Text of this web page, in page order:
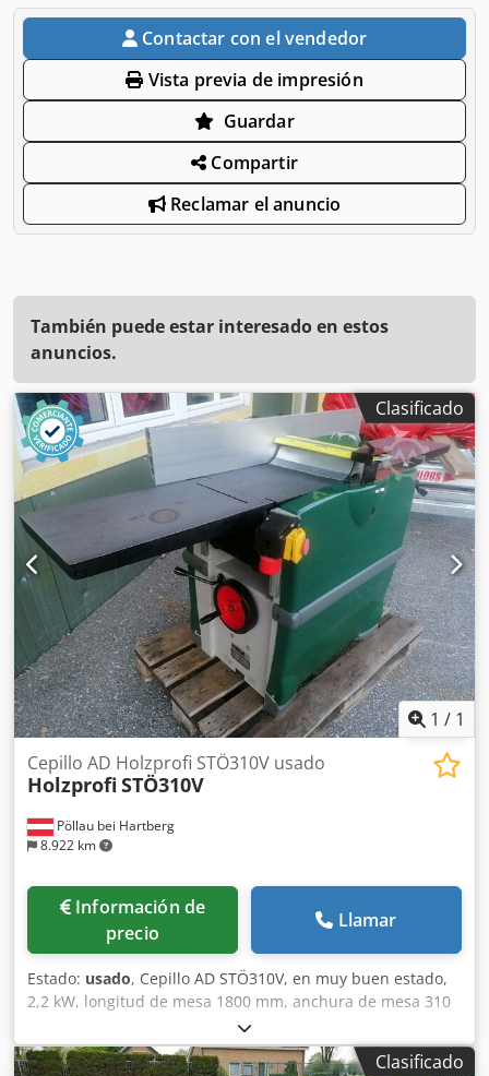
Contactar con el vendedor
Vista previa de impresión
Guardar
Compartir
Reclamar el anuncio
También puede estar interesado en estos
anuncios.
Clasificado
1 / 1
Pöllau bei Hartberg
8.922 km
Cepillo AD Holzprofi STÖ310V usado
HolzprofiSTÖ310V
Información de
precio
Llamar
Estado: usado, Cepillo AD STÖ310V, en muy buen estado,
2,2 kW, longitud de mesa 1800 mm, anchura de mesa 310
mm, 4 cuchillas, 300 kg Dcsdpfx Ahjx H Uc To Hjk Sujeto a
cambios de precio, errores y erratas reservados.
Clasificado